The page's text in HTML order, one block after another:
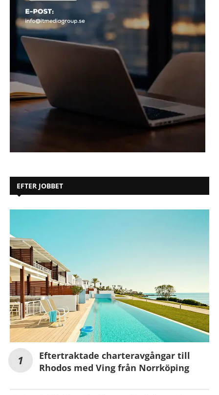
EFTER JOBBET
Eftertraktade charteravgångar till
Rhodos med Ving från Norrköping